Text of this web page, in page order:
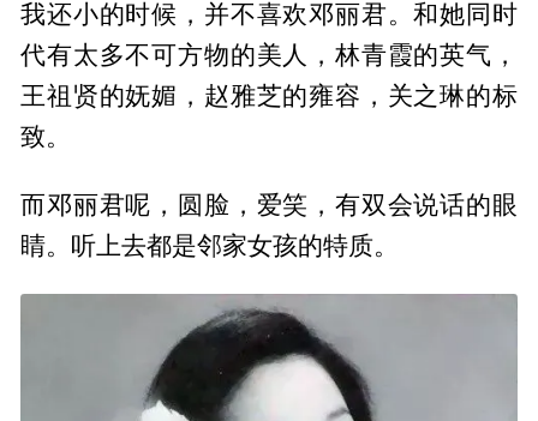
我还小的时候，并不喜欢邓丽君。和她同时
代有太多不可方物的美人，林青霞的英气，
王祖贤的妩媚，赵雅芝的雍容，关之琳的标
致。
而邓丽君呢，圆脸，爱笑，有双会说话的眼
睛。听上去都是邻家女孩的特质。